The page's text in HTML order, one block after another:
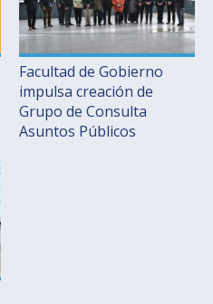
Facultad de Gobierno
impulsa creación de
Grupo de Consulta
Asuntos Públicos